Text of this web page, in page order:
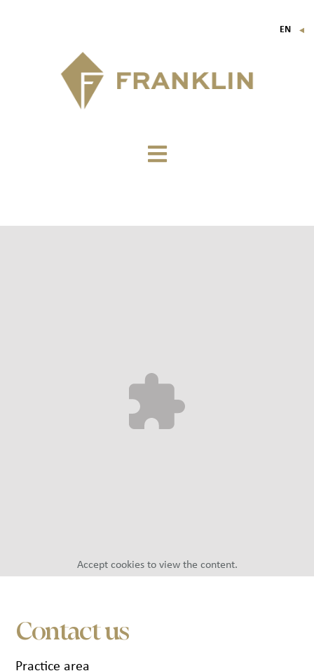
EN ▼
Accept cookies to view the content.
Contact us
Practice area